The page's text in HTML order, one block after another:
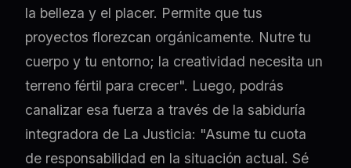
la belleza y el placer. Permite que tus
proyectos florezcan orgánicamente. Nutre tu
cuerpo y tu entorno; la creatividad necesita un
terreno fértil para crecer". Luego, podrás
canalizar esa fuerza a través de la sabiduría
integradora de La Justicia: "Asume tu cuota
de responsabilidad en la situación actual. Sé